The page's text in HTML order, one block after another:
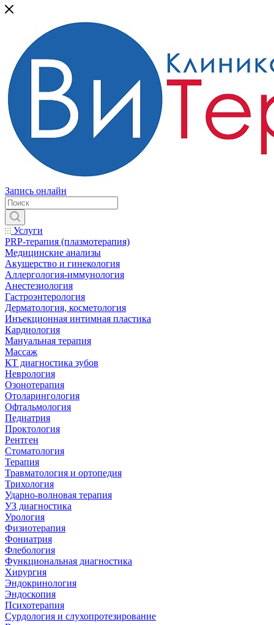
Запись онлайн
Услуги
PRP-терапия (плазмотерапия)
Медицинские анализы
Акушерство и гинекология
Аллергология-иммунология
Анестезиология
Гастроэнтерология
Дерматология, косметология
Инъекционная интимная пластика
Кардиология
Мануальная терапия
Массаж
КТ диагностика зубов
Неврология
Озонотерапия
Отоларингология
Офтальмология
Педиатрия
Проктология
Рентген
Стоматология
Терапия
Травматология и ортопедия
Трихология
Ударно-волновая терапия
УЗ диагностика
Урология
Физиотерапия
Фониатрия
Флебология
Функциональная диагностика
Хирургия
Эндокринология
Эндоскопия
Психотерапия
Сурдология и слухопротезирование